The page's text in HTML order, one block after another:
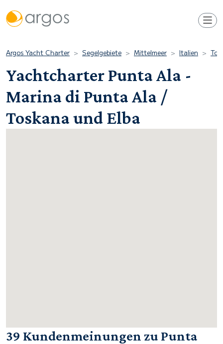
Argos Yacht Charter Segelgebiete Mittelmeer Italien
Yachtcharter Punta Ala -
Marina di Punta Ala /
Toskana und Elba
39 Kundenmeinungen zu Punta